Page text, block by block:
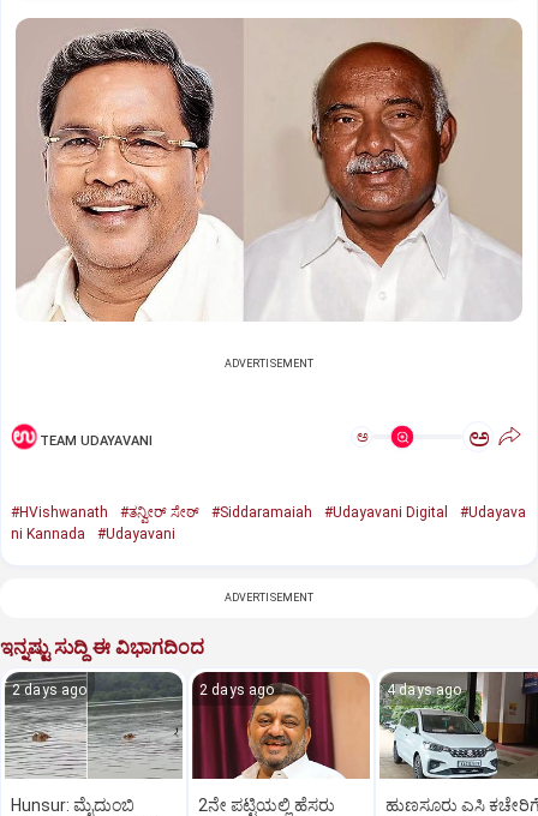
ADVERTISEMENT
TEAM UDAYAVANI ಅ ಅ
#HVishwanath #ತನ್ವೀರ್ ಸೇಠ್ #Siddaramaiah #Udayavani Digital
#Udayava
ni Kannada
#Udayavani
ADVERTISEMENT
ಇನ್ನಷ್ಟು ಸುದ್ದಿ ಈ ವಿಭಾಗದಿಂದ
2 days ago
Hunsur: ಮೈದುಂಬಿ
2 days ago
2ನೇ ಪಟ್ಟಿಯಲ್ಲಿ ಹೆಸರು
4 days ago
ಹುಣಸೂರು ಎಸಿ